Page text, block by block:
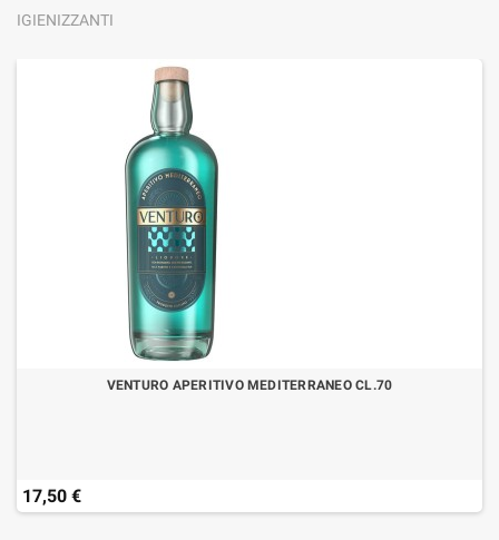
IGIENIZZANTI
VENTURO APERITIVO MEDITERRANEO CL.70
17,50 €